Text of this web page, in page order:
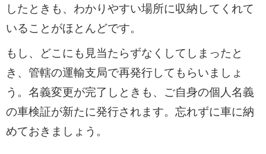
したときも、わかりやすい場所に収納してくれて
いることがほとんどです。
もし、どこにも見当たらずなくしてしまったと
き、管轄の運輸支局で再発行してもらいましょ
う。名義変更が完了しときも、ご自身の個人名義
の車検証が新たに発行されます。忘れずに車に納
めておきましょう。